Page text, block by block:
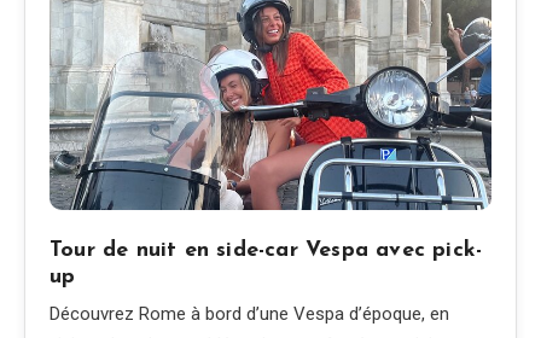
Tour de nuit en side-car Vespa avec pick-
up
Découvrez Rome à bord d’une Vespa d’époque, en